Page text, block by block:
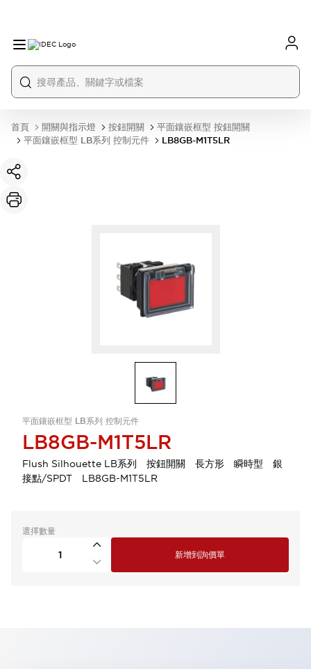
首頁 開關與指示燈 按鈕開關
平面鑲嵌框型 按鈕開關
平面鑲嵌框型 LB系列 控制元件
LB8GB-M1T5LR
平面鑲嵌框型 LB系列 控制元件
LB8GB-M1T5LR
Flush Silhouette LB系列 按鈕開關 長方形 瞬時型 銀
接點/SPDT LB8GB-M1T5LR
選擇數量
新增到詢價單